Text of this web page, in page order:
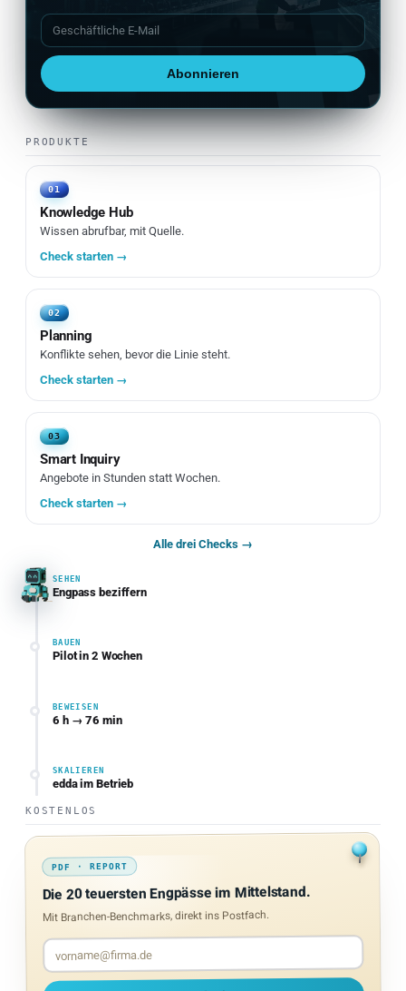
PRODUKTE
01
Knowledge Hub
Wissen abrufbar, mit Quelle.
Check starten →
02
Planning
Konflikte sehen, bevor die Linie steht.
Check starten →
03
Smart Inquiry
Angebote in Stunden statt Wochen.
Check starten →
edda im Betrieb
KOSTENLOS
PDF · REPORT
Die 20 teuersten Engpässe im Mittelstand.
Mit Branchen-Benchmarks, direkt ins Postfach.
Werkzeuge zuerst: Rechner, Checklisten, Reports
Abonnieren